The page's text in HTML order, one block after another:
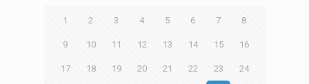
1 2 3 4 5 6 7 8
9 10 11 12 13 14 15 16
17 18 19 20 21 22 23 24